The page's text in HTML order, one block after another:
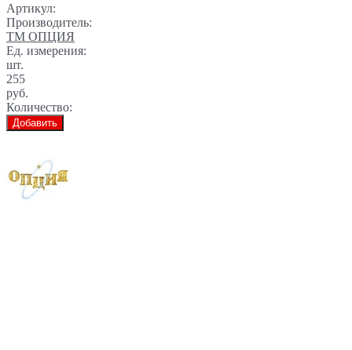
Артикул:
Производитель:
ТМ ОПЦИЯ
Ед. измерения:
шт.
255
руб.
Количество:
Добавить